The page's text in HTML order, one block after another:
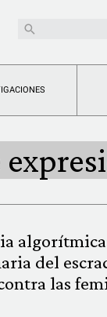
Buscar:
del
las